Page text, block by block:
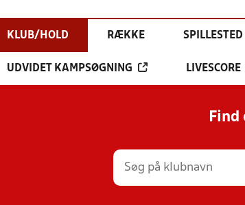
KLUB/HOLD RÆKKE SPILLESTED
UDVIDET KAMPSØGNING LIVESCORE